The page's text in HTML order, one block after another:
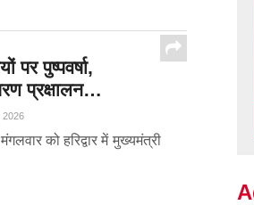
पर पुष्पवर्षा,
प्रक्षालन…
2026
को हरिद्वार में मुख्यमंत्री